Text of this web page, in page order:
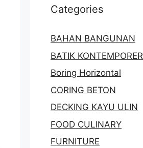
Categories
BAHAN BANGUNAN
BATIK KONTEMPORER
Boring Horizontal
CORING BETON
DECKING KAYU ULIN
FOOD CULINARY
FURNITURE